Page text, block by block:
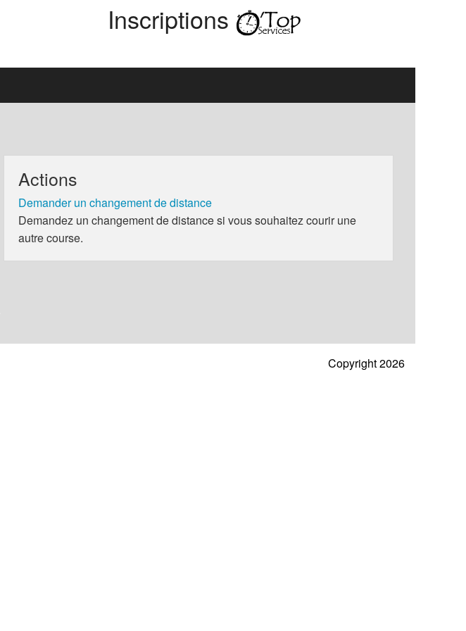
Inscriptions
Actions
Demander un changement de distance
Demandez un changement de distance si vous souhaitez courir une
autre course.
Copyright 2026